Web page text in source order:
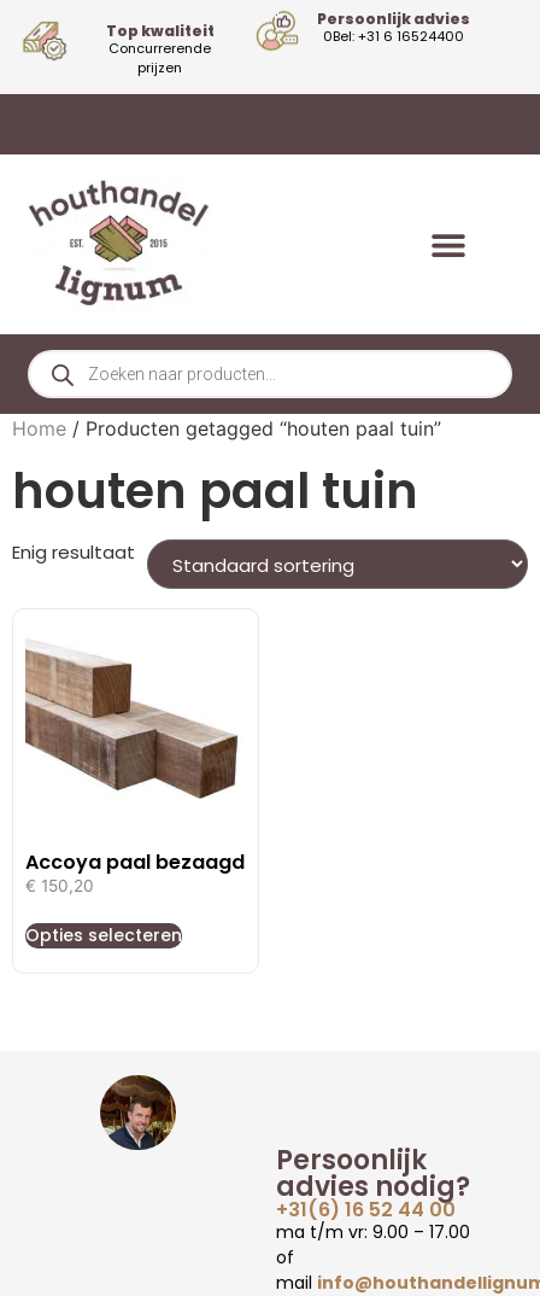
Top kwaliteit
Concurrerende
prijzen
Persoonlijk advies
0Bel: +31 6 16524400
Home / Producten getagged “houten paal tuin”
houten paal tuin
Enig resultaat
Accoya paal bezaagd
€ 150,20
Opties selecteren
Persoonlijk
advies nodig?
+31(6) 16 52 44 00
ma t/m vr: 9.00 – 17.00
of
mail